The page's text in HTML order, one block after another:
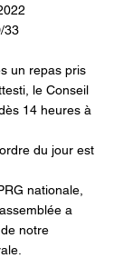
33
un repas pris
le Conseil
14 heures à
du jour est
nationale,
a
notre